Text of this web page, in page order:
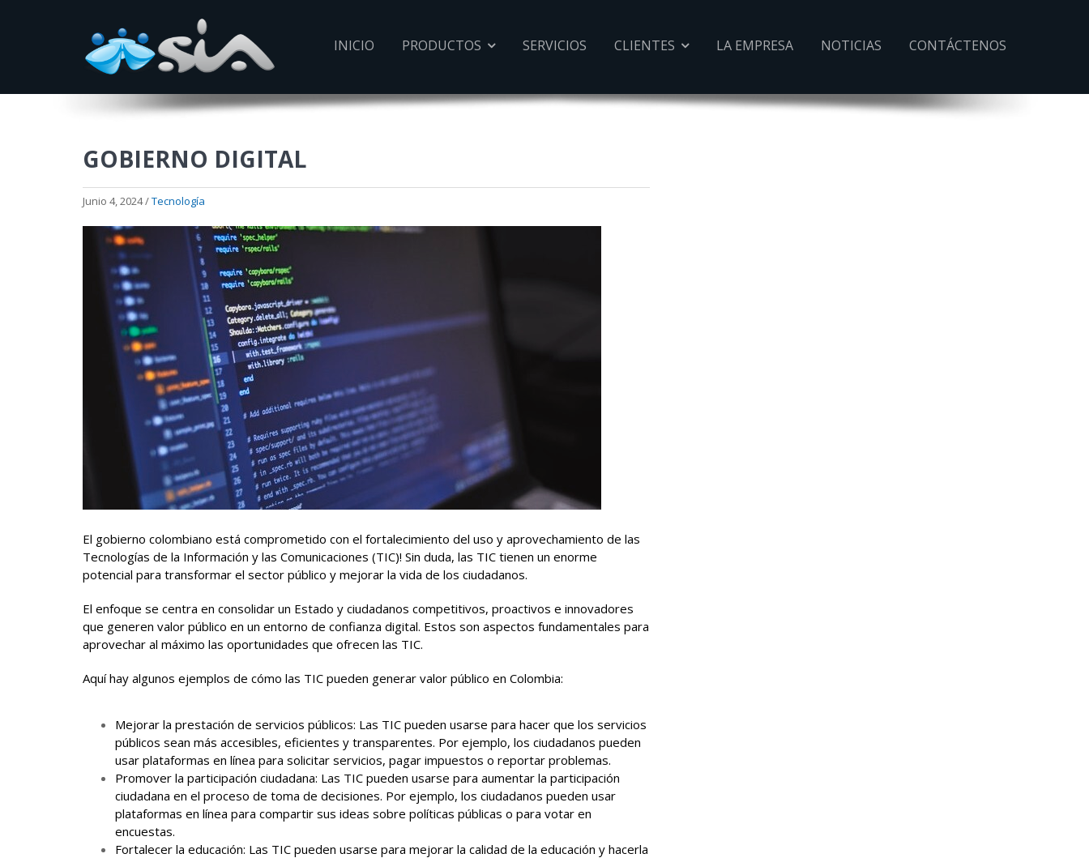
INICIO PRODUCTOS  SERVICIOS CLIENTES  LA EMPRESA NOTICIAS CONTÁCTENOS
GOBIERNO DIGITAL
Junio 4, 2024 /Tecnología
El gobierno colombiano está comprometido con el fortalecimiento del uso y aprovechamiento de las
Tecnologías de la Información y las Comunicaciones (TIC)! Sin duda, las TIC tienen un enorme
potencial para transformar el sector público y mejorar la vida de los ciudadanos.
El enfoque se centra en consolidar un Estado y ciudadanos competitivos, proactivos e innovadores
que generen valor público en un entorno de confianza digital. Estos son aspectos fundamentales para
aprovechar al máximo las oportunidades que ofrecen las TIC.
Aquí hay algunos ejemplos de cómo las TIC pueden generar valor público en Colombia:
Mejorar la prestación de servicios públicos: Las TIC pueden usarse para hacer que los servicios
públicos sean más accesibles, eficientes y transparentes. Por ejemplo, los ciudadanos pueden
usar plataformas en línea para solicitar servicios, pagar impuestos o reportar problemas.
Promover la participación ciudadana: Las TIC pueden usarse para aumentar la participación
ciudadana en el proceso de toma de decisiones. Por ejemplo, los ciudadanos pueden usar
plataformas en línea para compartir sus ideas sobre políticas públicas o para votar en
encuestas.
Fortalecer la educación: Las TIC pueden usarse para mejorar la calidad de la educación y hacerla